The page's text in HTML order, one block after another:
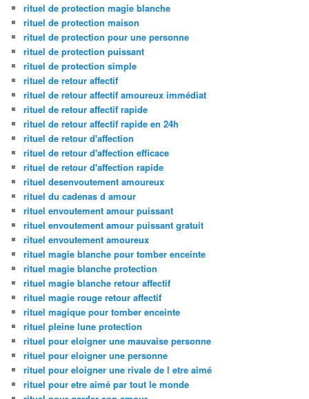
rituel de protection magie blanche
rituel de protection maison
rituel de protection pour une personne
rituel de protection puissant
rituel de protection simple
rituel de retour affectif
rituel de retour affectif amoureux immédiat
rituel de retour affectif rapide
rituel de retour affectif rapide en 24h
rituel de retour d'affection
rituel de retour d'affection efficace
rituel de retour d'affection rapide
rituel desenvoutement amoureux
rituel du cadenas d amour
rituel envoutement amour puissant
rituel envoutement amour puissant gratuit
rituel envoutement amoureux
rituel magie blanche pour tomber enceinte
rituel magie blanche protection
rituel magie blanche retour affectif
rituel magie rouge retour affectif
rituel magique pour tomber enceinte
rituel pleine lune protection
rituel pour eloigner une mauvaise personne
rituel pour eloigner une personne
rituel pour eloigner une rivale de l etre aimé
rituel pour etre aimé par tout le monde